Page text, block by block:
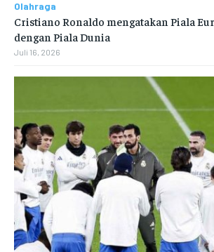
Olahraga
Cristiano Ronaldo mengatakan Piala
dengan Piala Dunia
Juli 16, 2026